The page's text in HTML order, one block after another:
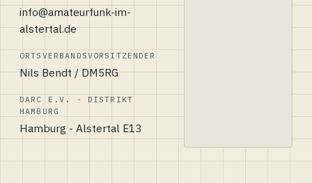
info@amateurfunk-im-
alstertal.de
ORTSVERBANDSVORSITZENDER
Nils Bendt / DM5RG
DARC E.V. - DISTRIKT
HAMBURG
Hamburg - Alstertal E13